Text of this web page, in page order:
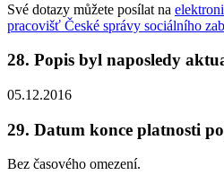
Své dotazy můžete posílat na
pracovišť České správy sociálního
28. Popis byl naposledy
05.12.2016
29. Datum konce platnosti
Bez časového omezení.